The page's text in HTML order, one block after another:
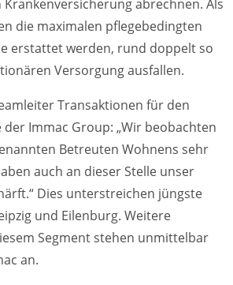
Krankenversicherung abrechnen. Als
die maximalen pflegebedingten
erstattet werden, rund doppelt so
Versorgung ausfallen.
Transaktionen für den
Immac Group: „Wir beobachten
Betreuten Wohnens sehr
auch an dieser Stelle unser
Dies unterstreichen jüngste
und Eilenburg. Weitere
Segment stehen unmittelbar
an.